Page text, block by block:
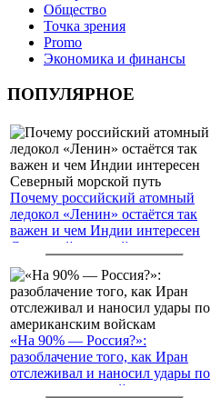
Общество
Точка зрения
Promo
Экономика и финансы
ПОПУЛЯРНОЕ
Почему российский атомный
ледокол «Ленин» остаётся так
важен и чем Индии интересен
Северный морской путь
«На 90% — Россия?»:
разоблачение того, как Иран
отслеживал и наносил удары по
американским войскам